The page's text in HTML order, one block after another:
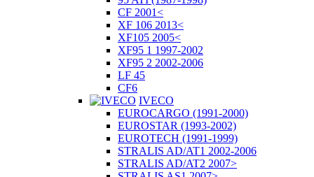
CF 2001<
XF 106 2013<
XF105 2005<
XF95 1 1997-2002
XF95 2 2002-2006
LF 45
CF6
IVECO
EUROCARGO (1991-2000)
EUROSTAR (1993-2002)
EUROTECH (1991-1999)
STRALIS AD/AT1 2002-2006
STRALIS AD/AT2 2007>